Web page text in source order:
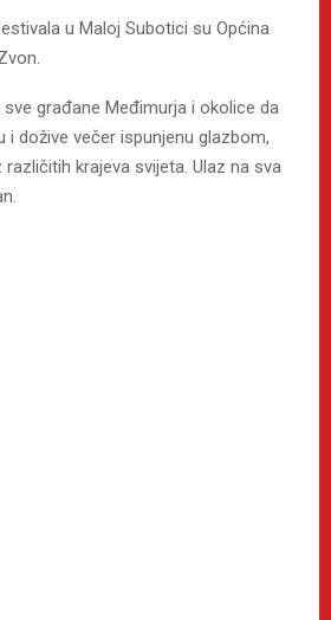
u Maloj Subotici su Općina
građane Međimurja i okolice da
i dožive večer ispunjenu glazbom,
krajeva svijeta. Ulaz na sva